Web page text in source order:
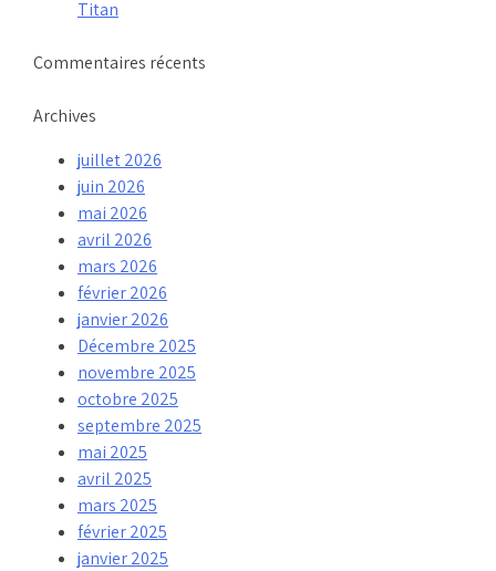
Titan
Commentaires récents
Archives
juillet 2026
juin 2026
mai 2026
avril 2026
mars 2026
février 2026
janvier 2026
Décembre 2025
novembre 2025
octobre 2025
septembre 2025
mai 2025
avril 2025
mars 2025
février 2025
janvier 2025